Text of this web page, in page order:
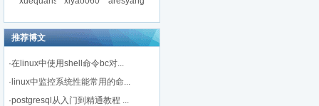
推荐博文
·在linux中使用shell命令bc对...
· linux中监控系统性能常用的命...
·postgresql从入门到精通教程 ...